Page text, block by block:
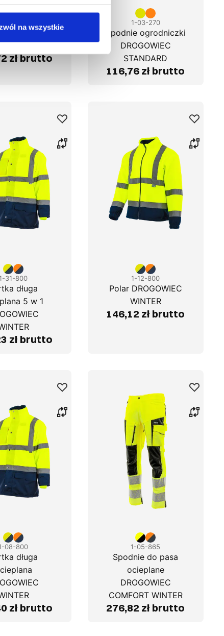
na wszystkie
1-04-270
DROGOWIEC
zł brutto
1-03-270
Spodnie ogrodniczki
DROGOWIEC
STANDARD
116,76 zł brutto
31-800
długa
5 w 1
zł brutto
1-12-800
Polar DROGOWIEC
WINTER
146,12 zł brutto
08-800
długa
zł brutto
1-05-865
Spodnie do pasa
ocieplane
DROGOWIEC
COMFORT WINTER
276,82 zł brutto